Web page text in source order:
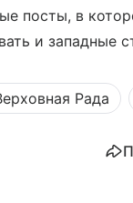
посты, в
и западные
Рада